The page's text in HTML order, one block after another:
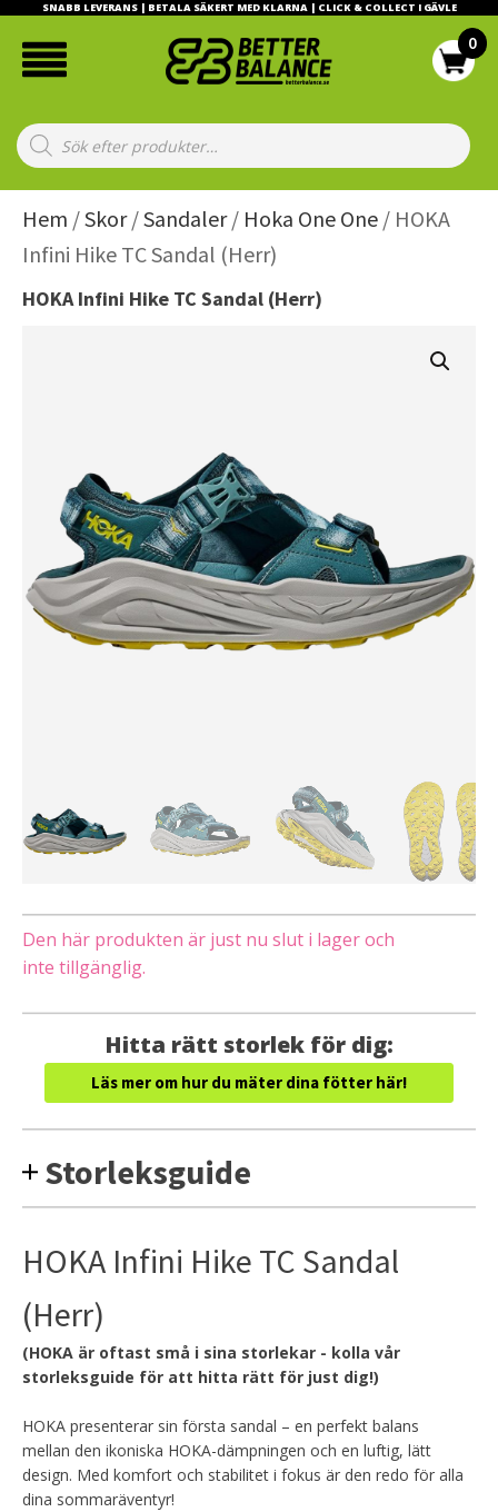
SNABB LEVERANS | BETALA SÄKERT MED KLARNA | CLICK & COLLECT I GÄVLE
Products
search
Hem /Skor/Sandaler/ Hoka One One / HOKA
Infini Hike TC Sandal (Herr)
HOKA Infini Hike TC Sandal (Herr)
Den här produkten är just nu slut i lager och
inte tillgänglig.
Hitta rätt storlek för dig:
Läs mer om hur du mäter dina fötter här!
Storleksguide
HOKA Infini Hike TC Sandal
(Herr)
(HOKA är oftast små i sina storlekar - kolla vår
storleksguide för att hitta rätt för just dig!)
HOKA presenterar sin första sandal – en perfekt balans
mellan den ikoniska HOKA-dämpningen och en luftig, lätt
design. Med komfort och stabilitet i fokus är den redo för alla
dina sommaräventyr!